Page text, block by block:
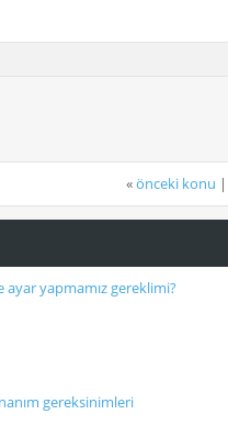
«önceki konu |
ayar yapmamız gereklimi?
gereksinimleri